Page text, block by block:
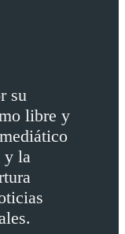
su
libre y
y la